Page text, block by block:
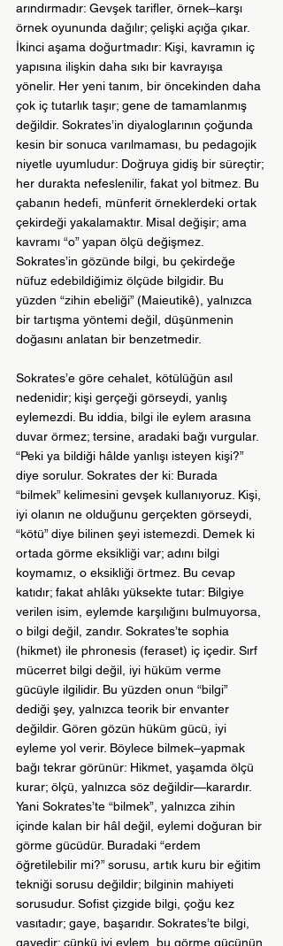
arındırmadır: Gevşek tarifler, örnek–karşı
örnek oyununda dağılır; çelişki açığa çıkar.
İkinci aşama doğurtmadır: Kişi, kavramın iç
yapısına ilişkin daha sıkı bir kavrayışa
yönelir. Her yeni tanım, bir öncekinden daha
çok iç tutarlık taşır; gene de tamamlanmış
değildir. Sokrates’in diyaloglarının çoğunda
kesin bir sonuca varılmaması, bu pedagojik
niyetle uyumludur: Doğruya gidiş bir süreçtir;
her durakta nefeslenilir, fakat yol bitmez. Bu
çabanın hedefi, münferit örneklerdeki ortak
çekirdeği yakalamaktır. Misal değişir; ama
kavramı “o” yapan ölçü değişmez.
Sokrates’in gözünde bilgi, bu çekirdeğe
nüfuz edebildiğimiz ölçüde bilgidir. Bu
yüzden “zihin ebeliği” (Maieutikê), yalnızca
bir tartışma yöntemi değil, düşünmenin
doğasını anlatan bir benzetmedir.
Sokrates’e göre cehalet, kötülüğün asıl
nedenidir; kişi gerçeği görseydi, yanlış
eylemezdi. Bu iddia, bilgi ile eylem arasına
duvar örmez; tersine, aradaki bağı vurgular.
“Peki ya bildiği hâlde yanlışı isteyen kişi?”
diye sorulur. Sokrates der ki: Burada
“bilmek” kelimesini gevşek kullanıyoruz. Kişi,
iyi olanın ne olduğunu gerçekten görseydi,
“kötü” diye bilinen şeyi istemezdi. Demek ki
ortada görme eksikliği var; adını bilgi
koymamız, o eksikliği örtmez. Bu cevap
katıdır; fakat ahlâkı yüksekte tutar: Bilgiye
verilen isim, eylemde karşılığını bulmuyorsa,
o bilgi değil, zandır. Sokrates’te sophia
(hikmet) ile phronesis (feraset) iç içedir. Sırf
mücerret bilgi değil, iyi hüküm verme
gücüyle ilgilidir. Bu yüzden onun “bilgi”
dediği şey, yalnızca teorik bir envanter
değildir. Gören gözün hüküm gücü, iyi
eyleme yol verir. Böylece bilmek–yapmak
bağı tekrar görünür: Hikmet, yaşamda ölçü
kurar; ölçü, yalnızca söz değildir—karardır.
Yani Sokrates’te “bilmek”, yalnızca zihin
içinde kalan bir hâl değil, eylemi doğuran bir
görme gücüdür. Buradaki “erdem
öğretilebilir mi?” sorusu, artık kuru bir eğitim
tekniği sorusu değildir; bilginin mahiyeti
sorusudur. Sofist çizgide bilgi, çoğu kez
vasıtadır; gaye, başarıdır. Sokrates’te bilgi,
gayedir; çünkü iyi eylem, bu görme gücünün